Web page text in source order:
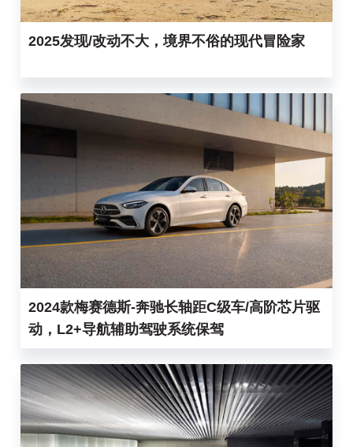
2025发现/改动不大，境界不俗的现代冒险家
2024款梅赛德斯-奔驰长轴距C级车/高阶芯片驱
动，L2+导航辅助驾驶系统保驾